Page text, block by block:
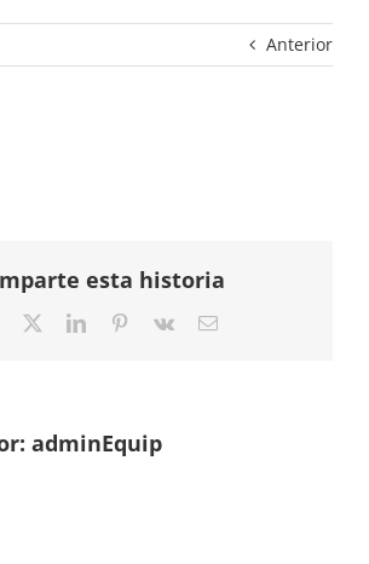
Anterior
esta historia
Facebook
TwitterLinkedInPinterest
Vk
Correo
adminEquip